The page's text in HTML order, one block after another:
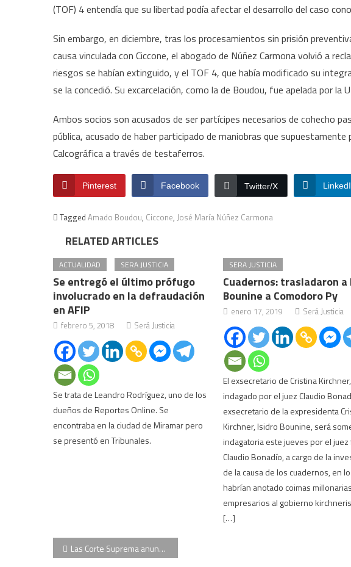
(TOF) 4 entendía que su libertad podía afectar el desarrollo del caso
Sin embargo, en diciembre, tras los procesamientos sin prisión
causa vinculada con Ciccone, el abogado de Núñez Carmona volvió a
riesgos se habían extinguido, y el TOF 4, que había modificado su
se la concedió. Su excarcelación, como la de Boudou, fue apelada por la
Ambos socios son acusados de ser partícipes necesarios de cohecho
pública, acusado de haber participado de maniobras que
Calcográfica a través de testaferros.
Pinterest Facebook Twitter/X
Tagged Amado Boudou, Ciccone, José María Núñez Carmona
RELATED ARTICLES
ACTUALIDAD SERA JUSTICIA
Se entregó el último prófugo
involucrado en la defraudación
en AFIP
febrero 5, 2018 Será Justicia
Se trata de Leandro Rodríguez, uno de los
dueños de Reportes Online. Se
encontraba en la ciudad de Miramar pero
se presentó en Tribunales.
SERA JUSTICIA
Cuadernos: trasladaron
Bounine a Comodoro Py
enero 17, 2019 Será Justicia
El exsecretario de Cristina
indagado por el juez Claudio
exsecretario de la expresidenta
Kirchner, Isidro Bounine, será
indagatoria este jueves por el
Claudio Bonadío, a cargo de la
de la causa de los cuadernos, en
habrían anotado coimas
empresarios al gobierno
[…]
Navegación
Las Corte Suprema anuncia las causas sobre las que fallará en los próximos meses